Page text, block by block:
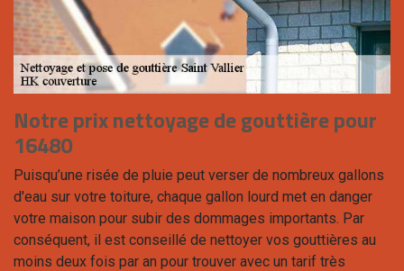
Notre prix nettoyage de gouttière pour
16480
Puisqu’une risée de pluie peut verser de nombreux gallons
d'eau sur votre toiture, chaque gallon lourd met en danger
votre maison pour subir des dommages importants. Par
conséquent, il est conseillé de nettoyer vos gouttières au
moins deux fois par an pour trouver avec un tarif très